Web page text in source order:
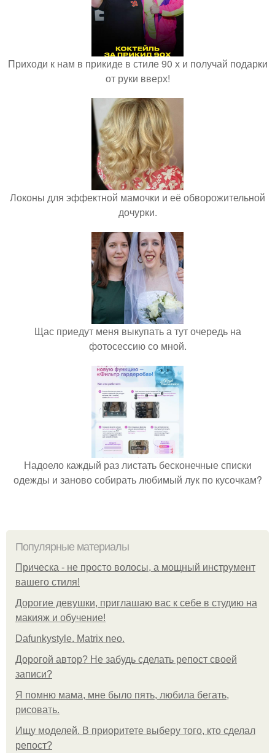
Приходи к нам в прикиде в стиле 90 х и получай подарки
от руки вверх!
Локоны для эффектной мамочки и её обворожительной
дочурки.
Щас приедут меня выкупать а тут очередь на
фотосессию со мной.
Надоело каждый раз листать бесконечные списки
одежды и заново собирать любимый лук по кусочкам?
Популярные материалы
Прическа - не просто волосы, а мощный инструмент
вашего стиля!
Дорогие девушки, приглашаю вас к себе в студию на
макияж и обучение!
Dafunkystyle. Matrix neo.
Дорогой автор? Не забудь сделать репост своей
записи?
Я помню мама, мне было пять, любила бегать,
рисовать.
Ищу моделей. В приоритете выберу того, кто сделал
репост?